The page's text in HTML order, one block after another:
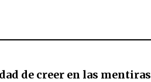
de creer en las mentiras